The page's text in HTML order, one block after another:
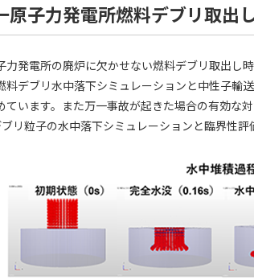
原子力発電所燃料デブリ取出
力発電所の廃炉に欠かせない燃料デブリ取出し
料デブリ水中落下シミュレーションと中性子輸
ています。また万一事故が起きた場合の有効な
リ粒子の水中落下シミュレーションと臨界性評